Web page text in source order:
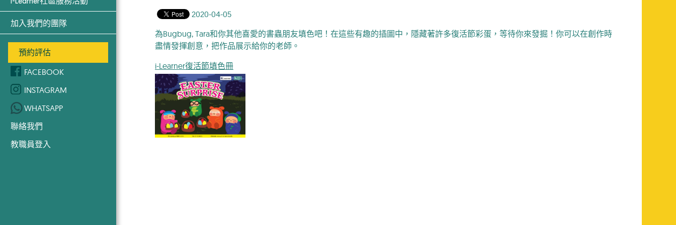
加入我們的團隊
預約評估
FACEBOOK
INSTAGRAM
WHATSAPP
聯絡我們
教職員登入
2020-04-05
為Bugbug, Tara和你其他喜愛的書蟲朋友填色吧！在這些有趣的插圖中，隱藏著許多復活節彩蛋，等待你來發掘！你可以在創作時
盡情發揮創意，把作品展示給你的老師。
i-Learner復活節填色冊